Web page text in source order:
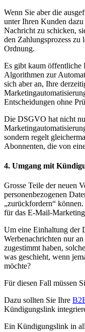
Wenn Sie aber die
unter Ihren Kunden
Nachricht zu schicken,
den Zahlungsprozess zu
Ordnung.
Es gibt kaum öffentliche
Algorithmen zur
sich aber an, Ihre
Entscheidungen ohne
Die DSGVO hat nicht
sondern regelt
Abonnenten, die von
4. Umgang mit
Grosse Teile der neuen
personenbezogenen
„zurückfordern“ können.
für das E-Mail-
Um eine Einhaltung der
Werbenachrichten nur
zugestimmt haben,
was geschieht, wenn
möchte?
Für diesen Fall müssen
Dazu sollten Sie Ihre
Kündigungslink
Ein Kündigungslink in